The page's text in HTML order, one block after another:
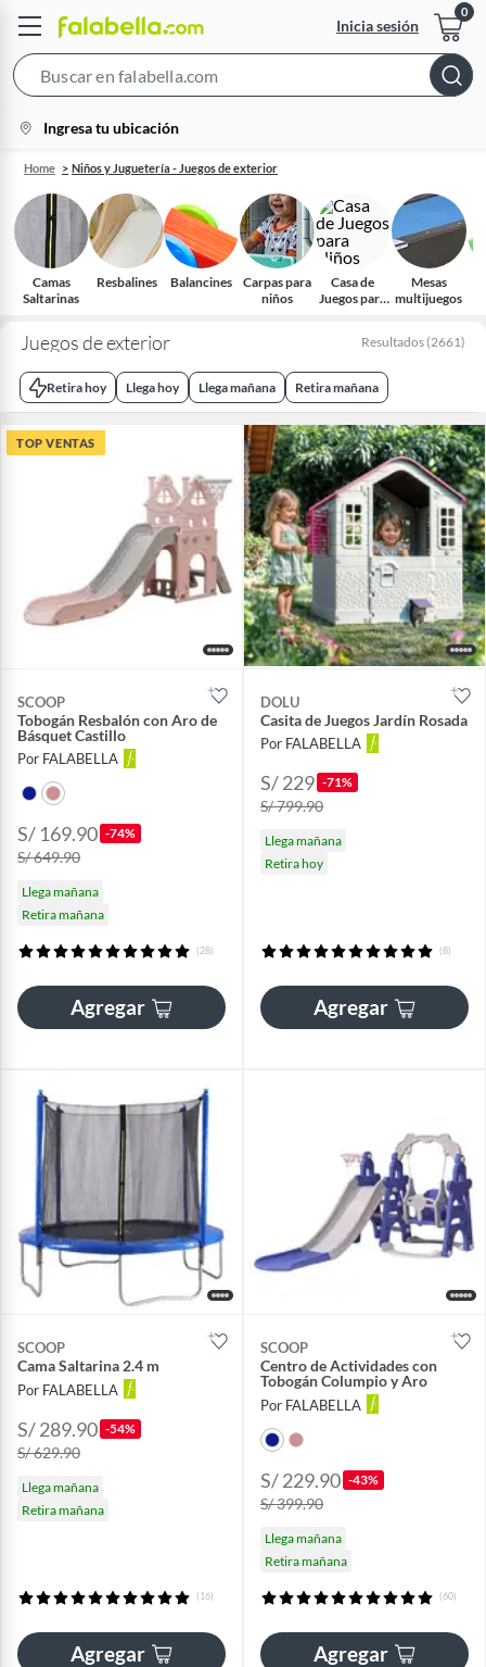
Inicia sesión
Bar
location-
icon
Ingresa tu ubicación
Home Niños y Juguetería - Juegos de exterior
Camas
Saltarinas
Resbalines Balancines
Carpas para
niños
Casa de
Juegos para
Mesas
multijuegos
Juegos de exterior Resultados (2661)
Retira hoy Llega hoy Llega mañana Retira mañana
TOP VENTAS
SCOOP
Tobogán Resbalón con Aro de
Básquet Castillo
Por FALABELLA
S/ 169.90 -74%
S/ 649.90
Llega mañana
Retira mañana
(28)
Agregar
DOLU
Casita de Juegos Jardín Rosada
Por FALABELLA
S/ 229 -71%
S/ 799.90
Llega mañana
Retira hoy
(8)
Agregar
SCOOP
Cama Saltarina 2.4 m
Por FALABELLA
S/ 289.90 -54%
S/ 629.90
Llega mañana
Retira mañana
(16)
Agregar
SCOOP
Centro de Actividades con
Tobogán Columpio y Aro
Por FALABELLA
S/ 229.90 -43%
S/ 399.90
Llega mañana
Retira mañana
(60)
Agregar